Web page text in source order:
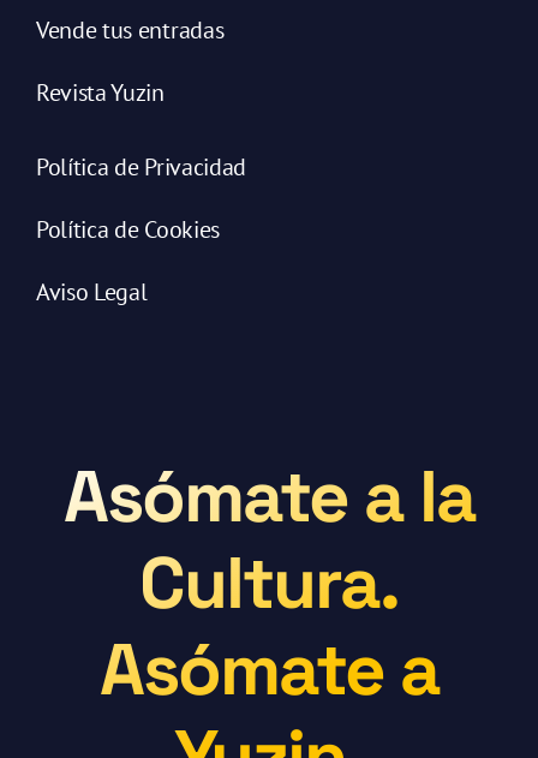
Vende tus entradas
Revista Yuzin
Política de Privacidad
Política de Cookies
Aviso Legal
Asómate a la
Cultura.
Asómate a